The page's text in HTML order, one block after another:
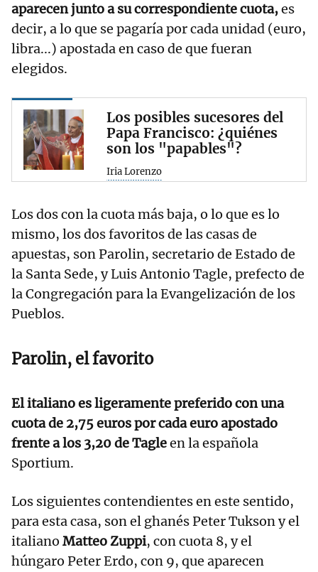
aparecen junto a su correspondiente cuota,es
decir, a lo que se pagaría por cada unidad (euro,
libra...) apostada en caso de que fueran
elegidos.
Los posibles sucesores del
Papa Francisco: ¿quiénes
son los "papables"?
Iria Lorenzo
Los dos con la cuota más baja, o lo que es lo
mismo, los dos favoritos de las casas de
apuestas, son Parolin, secretario de Estado de
la Santa Sede, y Luis Antonio Tagle, prefecto de
la Congregación para la Evangelización de los
Pueblos.
Parolin, el favorito
El italiano es ligeramente preferido con una
cuota de 2,75 euros por cada euro apostado
frente a los 3,20 de Tagleen la española
Sportium.
Los siguientes contendientes en este sentido,
para esta casa, son el ghanés Peter Tukson y el
italiano Matteo Zuppi, con cuota 8, y el
húngaro Peter Erdo, con 9, que aparecen